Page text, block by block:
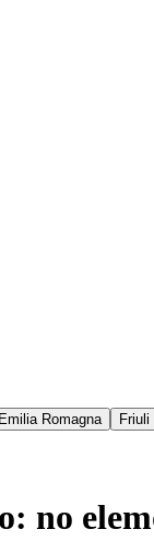
Emilia Romagna
no